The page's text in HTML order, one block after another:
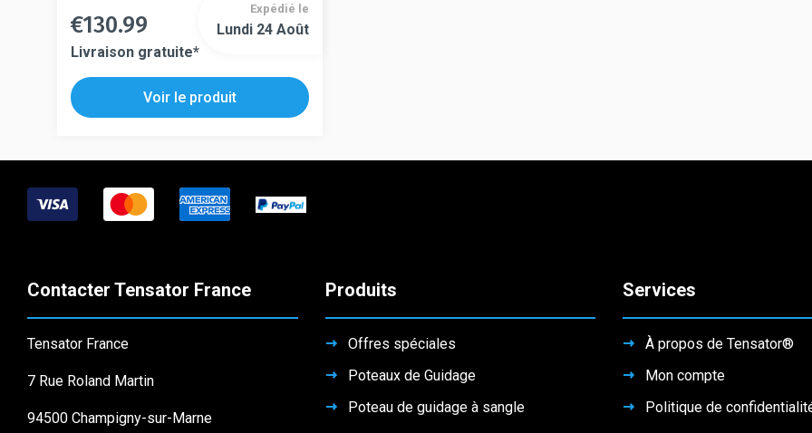
Ce
produit
plusieurs
variations.
options
choisies
page
du
produit
€130.99
produit
plusieurs
peuvent
être
la
produit
Expédié le
Lundi 24 Août
Voir le produit
Livraison gratuite*
Contacter Tensator France
Tensator France
7 Rue Roland Martin
94500 Champigny-sur-Marne
Produits
Offres spéciales
Poteaux de Guidage
Poteau de guidage à sangle
Services
À propos de Tensator®
Mon compte
Politique de